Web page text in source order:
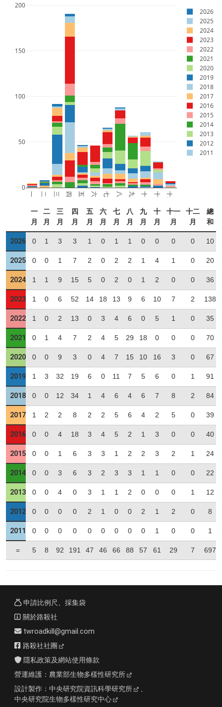
一月 二月 三月 四月 五月 六月 七月 八月 九月 十月 十一月 十二月
0
50
100
150
200
2026
2025
2024
2023
2022
2021
2020
2019
2018
2017
2016
2015
2014
2013
2012
2011
一
月
二
月
三
月
四
月
五
月
六
月
七
月
八
月
九
月
十
月
十一
月
十二
月
總
和
2026 0 1 3 3 1 0 1 1 0 0 0 0 10
2025 0 0 1 7 2 0 2 2 1 4 1 0 20
2024 1 1 9 15 5 0 2 0 1 2 0 0 36
2023 1 0 6 52 14 18 13 9 6 10 7 2 138
2022 1 0 2 13 0 3 4 6 0 5 1 0 35
2021 0 1 4 7 2 4 5 29 18 0 0 0 70
2020 0 0 9 3 0 4 7 15 10 16 3 0 67
2019 1 3 32 19 6 0 11 7 5 6 0 1 91
2018 0 0 12 34 1 4 6 4 6 7 8 2 84
2017 1 2 2 8 2 2 5 6 4 2 5 0 39
2016 0 0 4 18 3 4 5 2 1 3 0 0 40
2015 0 0 1 6 3 3 1 2 2 3 2 1 24
2014 0 0 3 6 3 2 3 3 1 1 0 0 22
2013 0 0 4 0 3 1 1 2 0 0 0 1 12
2012 0 0 0 0 2 1 0 0 2 1 2 0 8
2011 0 0 0 0 0 0 0 0 0 1 0 0 1
= 5 8 92 191 47 46 66 88 57 61 29 7 697
申請比例尺、採集袋
關於路殺社
twroadkill@gmail.com
路殺社社團
隱私政策及網站使用條款
營運維護： 農業部生物多樣性研究所
設計製作： 中央研究院資訊科學研究所
、
中央研究院生物多樣性研究中心